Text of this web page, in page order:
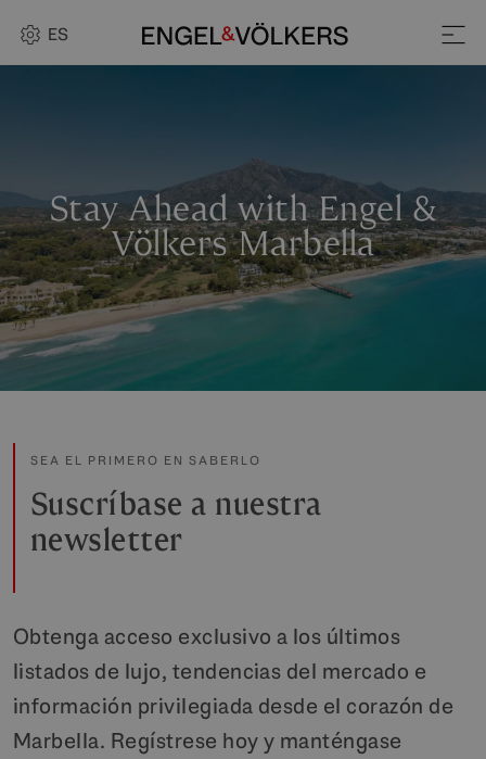
ES
Stay Ahead with Engel &
Völkers Marbella
SEA EL PRIMERO EN SABERLO
Suscríbase a nuestra
newsletter
Obtenga acceso exclusivo a los últimos
listados de lujo, tendencias del mercado e
información privilegiada desde el corazón de
Marbella. Regístrese hoy y manténgase